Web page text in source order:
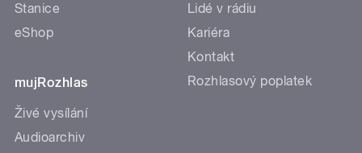
Stanice
eShop
mujRozhlas
Živé vysílání
Audioarchiv
Lidé v rádiu
Kariéra
Kontakt
Rozhlasový poplatek